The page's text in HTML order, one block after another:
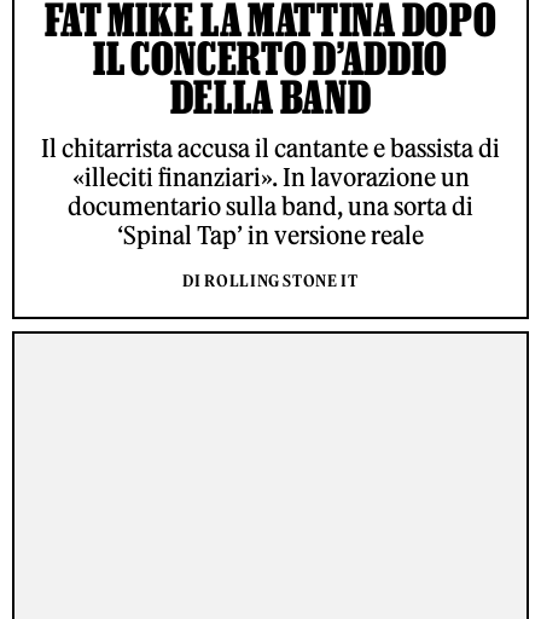
FAT MIKE LA MATTINA DOPO
IL CONCERTO D’ADDIO
DELLA BAND
Il chitarrista accusa il cantante e bassista di
«illeciti finanziari». In lavorazione un
documentario sulla band, una sorta di
‘Spinal Tap’ in versione reale
DI ROLLING STONE IT